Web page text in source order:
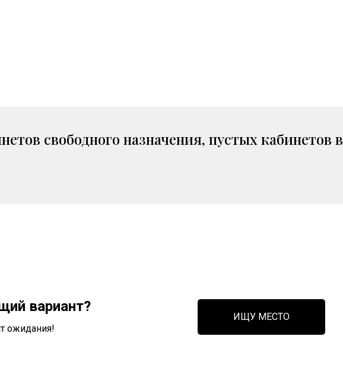
свободного назначения, пустых кабинетов в
вариант?
ожидания!
ИЩУ МЕСТО